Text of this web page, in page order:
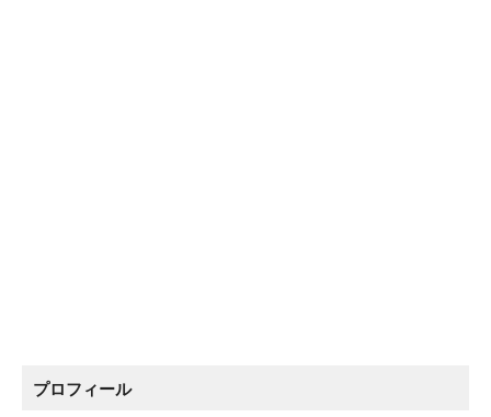
プロフィール